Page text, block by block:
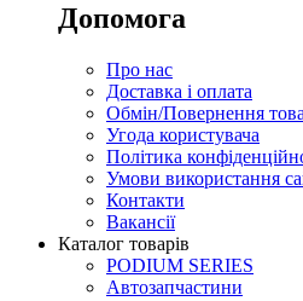
Допомога
Про нас
Доставка і оплата
Обмін/Повернення
Угода користувача
Політика
Умови використання
Контакти
Вакансії
Каталог товарів
PODIUM SERIES
Автозапчастини